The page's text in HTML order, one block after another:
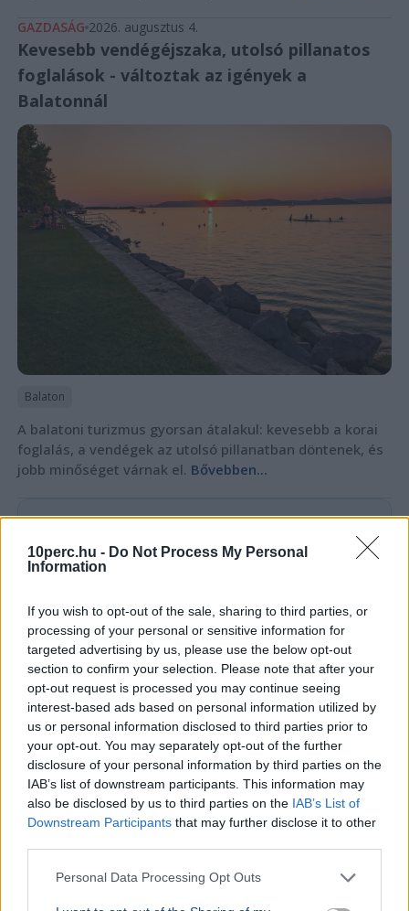
10perc.hu - Do Not Process My Personal
Information
If you wish to opt-out of the sale, sharing to third parties, or
processing of your personal or sensitive information for
targeted advertising by us, please use the below opt-out
section to confirm your selection. Please note that after your
opt-out request is processed you may continue seeing
interest-based ads based on personal information utilized by
us or personal information disclosed to third parties prior to
your opt-out. You may separately opt-out of the further
disclosure of your personal information by third parties on the
IAB’s list of downstream participants. This information may
also be disclosed by us to third parties on the IAB’s List of
Downstream Participants that may further disclose it to other
Personal Data Processing Opt Outs
GAZDASÁG 2026. augusztus 4.
Kevesebb vendégéjszaka, utolsó pillanatos
foglalások - változtak az igények a
Balatonnál
Balaton
A balatoni turizmus gyorsan átalakul: kevesebb a korai
foglalás, a vendégek az utolsó pillanatban döntenek, és
jobb minőséget várnak el. Bővebben...
Magyarországon a legnehezebb
szegényként bíróságra menni
Az Amnesty International Magyarország szerint
az EU-ban nálunk a legnehezebb szegényként
bírósághoz fordulni, ezért a jövedelmi küszöb
emelését javaso...
GAZDASÁG
nőhet a
2026-ban
nő a